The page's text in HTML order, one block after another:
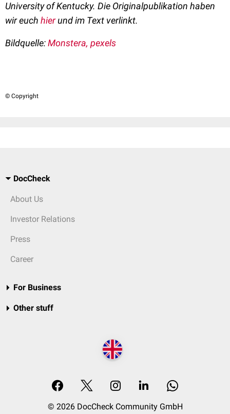
University of Kentucky. Die Originalpublikation haben
wir euch hierund im Text verlinkt.
Bildquelle:Monstera, pexels
© Copyright
DocCheck
About Us
Investor Relations
Press
Career
For Business
Other stuff
© 2026 DocCheck Community GmbH